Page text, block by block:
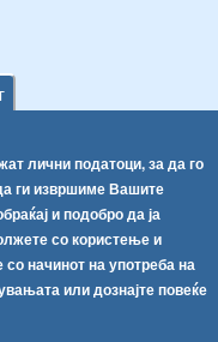
лични податоци, за да го
ги извршиме Вашите
и подобро да ја
со користење и
начинот на употреба на
или дознајте повеќе